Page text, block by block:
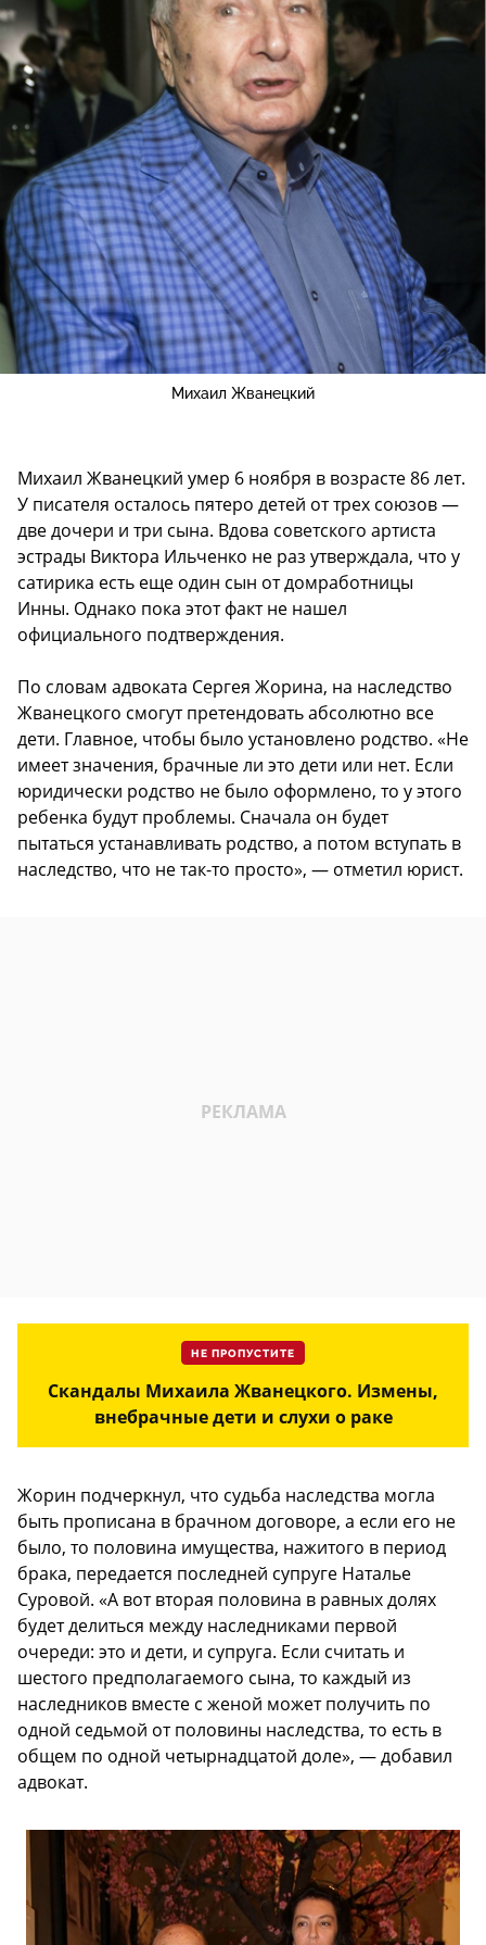
Михаил Жванецкий
Михаил Жванецкий умер 6 ноября в возрасте 86 лет.
У писателя осталось пятеро детей от трех союзов —
две дочери и три сына. Вдова советского артиста
эстрады Виктора Ильченко не раз утверждала, что у
сатирика есть еще один сын от домработницы
Инны. Однако пока этот факт не нашел
официального подтверждения.
По словам адвоката Сергея Жорина, на наследство
Жванецкого смогут претендовать абсолютно все
дети. Главное, чтобы было установлено родство. «Не
имеет значения, брачные ли это дети или нет. Если
юридически родство не было оформлено, то у этого
ребенка будут проблемы. Сначала он будет
пытаться устанавливать родство, а потом вступать в
наследство, что не так-то просто», — отметил юрист.
НЕ ПРОПУСТИТЕ
Скандалы Михаила Жванецкого. Измены,
внебрачные дети и слухи о раке
Жорин подчеркнул, что судьба наследства могла
быть прописана в брачном договоре, а если его не
было, то половина имущества, нажитого в период
брака, передается последней супруге Наталье
Суровой. «А вот вторая половина в равных долях
будет делиться между наследниками первой
очереди: это и дети, и супруга. Если считать и
шестого предполагаемого сына, то каждый из
наследников вместе с женой может получить по
одной седьмой от половины наследства, то есть в
общем по одной четырнадцатой доле», — добавил
адвокат.